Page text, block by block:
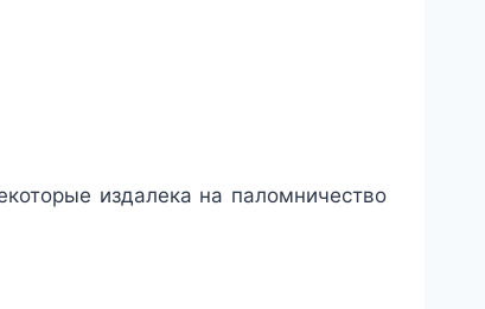
издалека на паломничество